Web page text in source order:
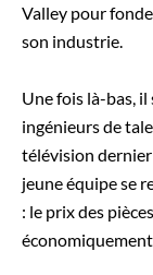
Valley pour
son industrie.
Une fois là-bas, il
ingénieurs de
télévision dernier
jeune équipe se
: le prix des